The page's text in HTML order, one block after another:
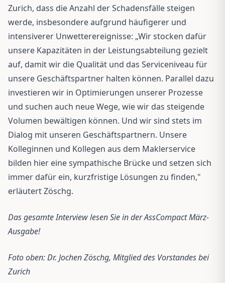
Zurich, dass die Anzahl der Schadensfälle steigen
werde, insbesondere aufgrund häufigerer und
intensiverer Unwetterereignisse: „Wir stocken dafür
unsere Kapazitäten in der Leistungsabteilung gezielt
auf, damit wir die Qualität und das Serviceniveau für
unsere Geschäftspartner halten können. Parallel dazu
investieren wir in Optimierungen unserer Prozesse
und suchen auch neue Wege, wie wir das steigende
Volumen bewältigen können. Und wir sind stets im
Dialog mit unseren Geschäftspartnern. Unsere
Kolleginnen und Kollegen aus dem Maklerservice
bilden hier eine sympathische Brücke und setzen sich
immer dafür ein, kurzfristige Lösungen zu finden,"
erläutert Zöschg.
Das gesamte Interview lesen Sie in der AssCompact März-
Ausgabe!
Foto oben: Dr. Jochen Zöschg, Mitglied des Vorstandes bei
Zurich